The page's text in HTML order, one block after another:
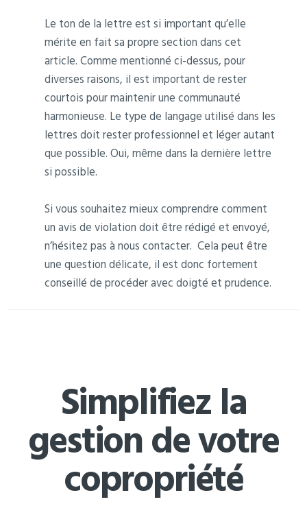
Le ton de la lettre est si important qu’elle
mérite en fait sa propre section dans cet
article. Comme mentionné ci-dessus, pour
diverses raisons, il est important de rester
courtois pour maintenir une communauté
harmonieuse. Le type de langage utilisé dans les
lettres doit rester professionnel et léger autant
que possible. Oui, même dans la dernière lettre
si possible.
Si vous souhaitez mieux comprendre comment
un avis de violation doit être rédigé et envoyé,
n’hésitez pas à nous contacter. Cela peut être
une question délicate, il est donc fortement
conseillé de procéder avec doigté et prudence.
Simplifiez la
gestion de votre
copropriété